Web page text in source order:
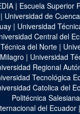
| Escuela Superior
| Universidad de Cuenca
| Universidad
Central del
Técnica del Norte |
Milagro | Universidad
Regional
Tecnológica
Catolica del
Politécnica Salesiana
del Ecuador |